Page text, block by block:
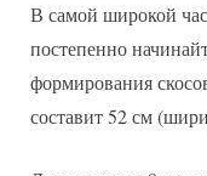
В самой широкой
постепенно
формирования
составит 52 см